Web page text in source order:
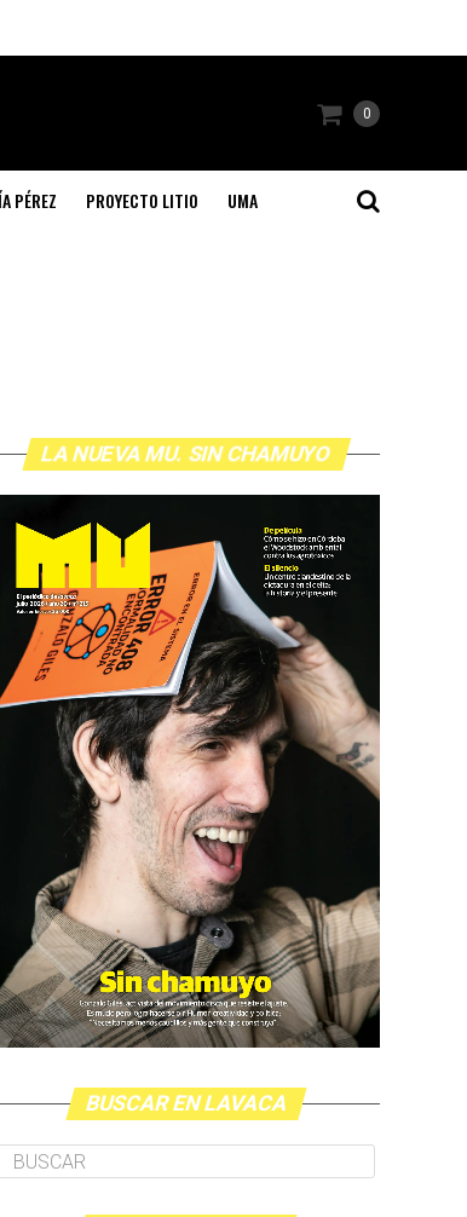
0
PÉREZ PROYECTO LITIO UMA
LA NUEVA MU. SIN CHAMUYO
BUSCAR EN LAVACA